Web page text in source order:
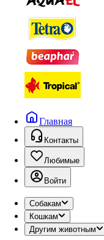
Главная
Контакты
Любимые
Войти
Собакам
Кошкам
Другим животным